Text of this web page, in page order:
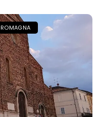
ROMAGNA